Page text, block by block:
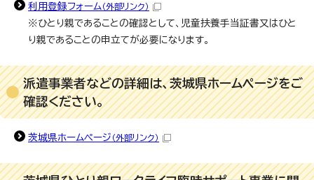
利用登録フォーム （外部リンク）
※ひとり親であることの確認として、児童扶養手当証書又はひと
り親であることの申立てが必要になります。
派遣事業者などの詳細は、茨城県ホームページをご
確認ください。
茨城県ホームページ （外部リンク）